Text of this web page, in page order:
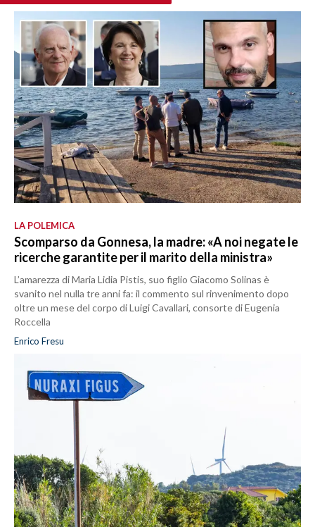
LA POLEMICA
Scomparso da Gonnesa, la madre: «A noi negate le
ricerche garantite per il marito della ministra»
L’amarezza di Maria Lidia Pistis, suo figlio Giacomo Solinas è
svanito nel nulla tre anni fa: il commento sul rinvenimento dopo
oltre un mese del corpo di Luigi Cavallari, consorte di Eugenia
Roccella
Enrico Fresu